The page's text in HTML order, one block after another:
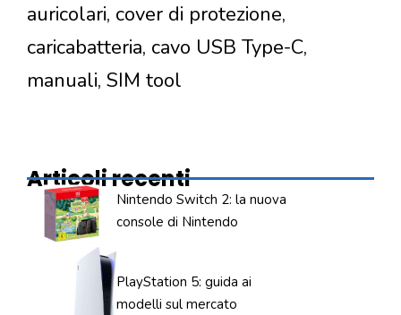
auricolari, cover di protezione,
caricabatteria, cavo USB Type-C,
manuali, SIM tool
Articoli recenti
Nintendo Switch 2: la nuova
console di Nintendo
PlayStation 5: guida ai
modelli sul mercato